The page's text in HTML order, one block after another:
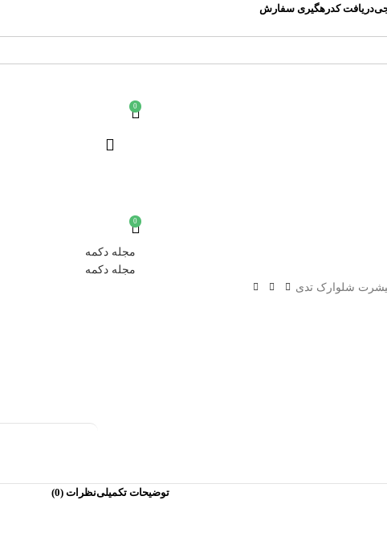
دریافت کدرهگیری سفارش
0
0
مجله دکمه
مجله دکمه
شلوارک تدی
توضیحات تکمیلینظرات (0)